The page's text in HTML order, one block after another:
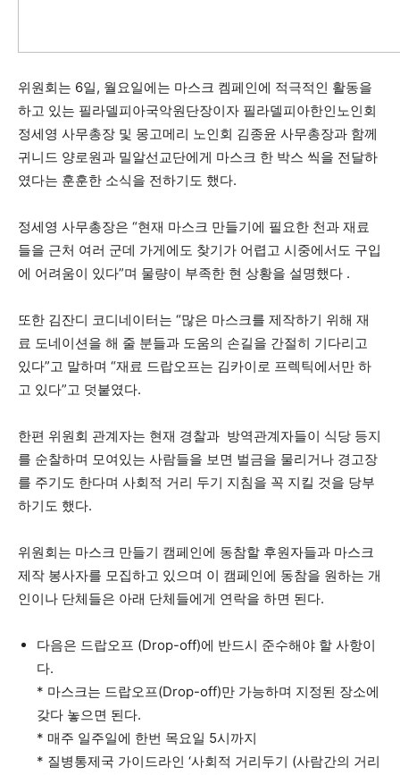
위원회는 6일, 월요일에는 마스크 켐페인에 적극적인 활동을
하고 있는 필라델피아국악원단장이자 필라델피아한인노인회
정세영 사무총장 및 몽고메리 노인회 김종윤 사무총장과 함께
귀니드 양로원과 밀알선교단에게 마스크 한 박스 씩을 전달하
였다는 훈훈한 소식을 전하기도 했다.
정세영 사무총장은 “현재 마스크 만들기에 필요한 천과 재료
들을 근처 여러 군데 가게에도 찾기가 어렵고 시중에서도 구입
에 어려움이 있다”며 물량이 부족한 현 상황을 설명했다 .
또한 김잔디 코디네이터는 “많은 마스크를 제작하기 위해 재
료 도네이션을 해 줄 분들과 도움의 손길을 간절히 기다리고
있다”고 말하며 “재료 드랍오프는 김카이로 프렉틱에서만 하
고 있다”고 덧붙였다.
한편 위원회 관계자는 현재 경찰과 방역관계자들이 식당 등지
를 순찰하며 모여있는 사람들을 보면 벌금을 물리거나 경고장
를 주기도 한다며 사회적 거리 두기 지침을 꼭 지킬 것을 당부
하기도 했다.
위원회는 마스크 만들기 캠페인에 동참할 후원자들과 마스크
제작 봉사자를 모집하고 있으며 이 캠페인에 동참을 원하는 개
인이나 단체들은 아래 단체들에게 연락을 하면 된다.
다음은 드랍오프 (Drop-off)에 반드시 준수해야 할 사항이
다.
* 마스크는 드랍오프(Drop-off)만 가능하며 지정된 장소에
갖다 놓으면 된다.
* 매주 일주일에 한번 목요일 5시까지
* 질병통제국 가이드라인 ‘사회적 거리두기 (사람간의 거리